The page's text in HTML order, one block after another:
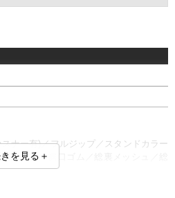
ナー有)／フルジップ／スタンドカラー
繍／袖・裾口ゴム／総裏メッシュ／総
を見る＋